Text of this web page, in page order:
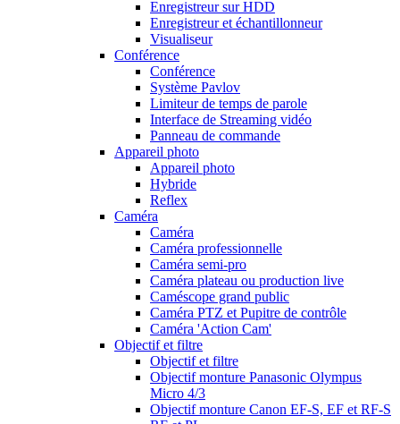
Enregistreur sur HDD
Enregistreur et échantillonneur
Visualiseur
Conférence
Conférence
Système Pavlov
Limiteur de temps de parole
Interface de Streaming vidéo
Panneau de commande
Appareil photo
Appareil photo
Hybride
Reflex
Caméra
Caméra
Caméra professionnelle
Caméra semi-pro
Caméra plateau ou production live
Caméscope grand public
Caméra PTZ et Pupitre de contrôle
Caméra 'Action Cam'
Objectif et filtre
Objectif et filtre
Objectif monture Panasonic Olympus
Micro 4/3
Objectif monture Canon EF-S, EF et RF-S